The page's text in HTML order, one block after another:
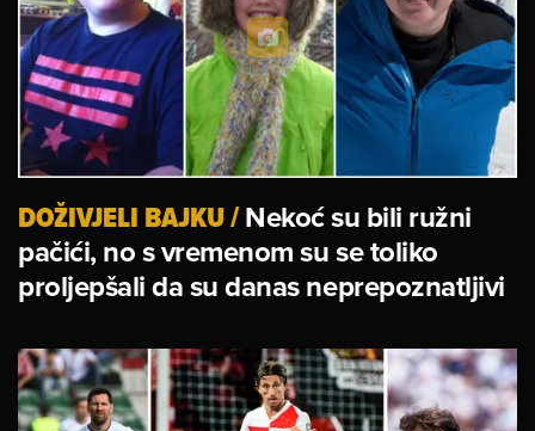
DOŽIVJELI BAJKU/Nekoć su bili ružni
pačići, no s vremenom su se toliko
proljepšali da su danas neprepoznatljivi